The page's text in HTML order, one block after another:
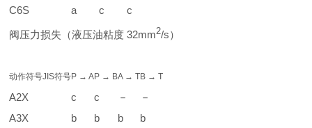
C6S
a c c
阀压力损失（液压油粘度 32mm2/s）
动作符号JIS符号P → AP → BA → TB → T
A2X c c －
－
A3X
b b b
b